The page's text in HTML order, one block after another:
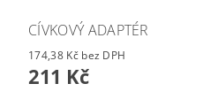
CÍVKOVÝ ADAPTÉR
174,38 Kč bez DPH
211 Kč